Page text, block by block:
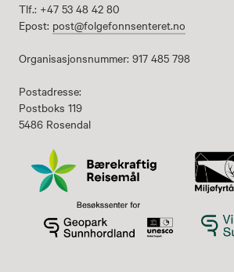
Tlf.: +47 53 48 42 80
Epost: post@folgefonnsenteret.no
Organisasjonsnummer: 917 485 798
Postadresse:
Postboks 119
5486 Rosendal